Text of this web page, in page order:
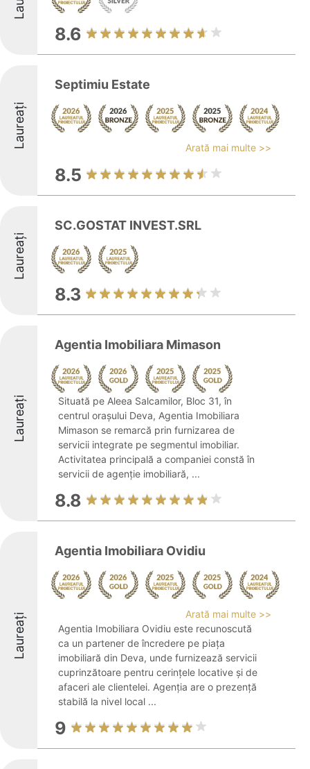
8.6
Laureați
Septimiu Estate
Arată mai multe >>
8.5
Laureați
SC.GOSTAT INVEST.SRL
8.3
Laureați
Agentia Imobiliara Mimason
Situată pe Aleea Salcamilor, Bloc 31, în
centrul orașului Deva, Agentia Imobiliara
Mimason se remarcă prin furnizarea de
servicii integrate pe segmentul imobiliar.
Activitatea principală a companiei constă în
servicii de agenție imobiliară, ...
8.8
Laureați
Agentia Imobiliara Ovidiu
Arată mai multe >>
Agentia Imobiliara Ovidiu este recunoscută
ca un partener de încredere pe piața
imobiliară din Deva, unde furnizează servicii
cuprinzătoare pentru cerințele locative și de
afaceri ale clientelei. Agenția are o prezență
stabilă la nivel local ...
9